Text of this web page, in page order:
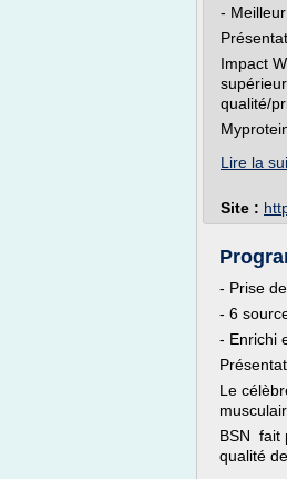
-
Impact
qualité/
Lire la
Site :
- Prise
- 6
- Enrichi
Le
BSN fait
qualité